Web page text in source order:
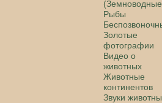
Рыбы
Золотые
фотографии
Видео о
животных
Животные
континентов
Звуки